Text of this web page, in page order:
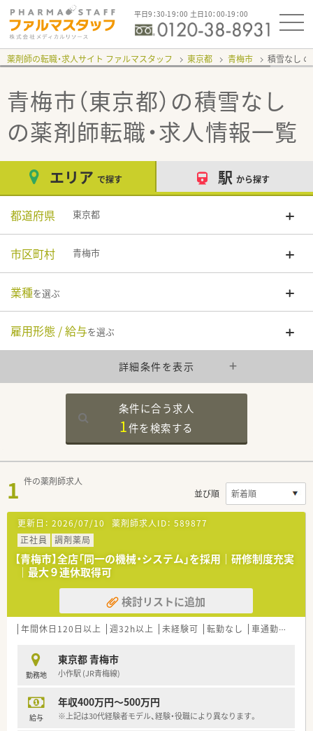
平日9：30-19：00 土日10：00-19：00
薬剤師の転職・求人サイト ファルマスタッフ 東京都 青梅市 積雪なし
青梅市（東京都）の積雪なし
の薬剤師転職・求人情報一覧
エリア で探す 駅 から探す
都道府県 東京都
市区町村 青梅市
業種を選ぶ
雇用形態 / 給与を選ぶ
詳細条件を表示
条件に合う求人
1件を検索する
1 件の薬剤師求人
並び順
更新日： 2026/07/10 薬剤師求人ID： 589877
正社員
調剤薬局
【青梅市】全店「同一の機械・システム」を採用｜研修制度充実
｜最大９連休取得可
検討リストに追加
年間休日120日以上 週32h以上 未経験可 転勤なし 車通勤可
勤務地
東京都 青梅市
小作駅 (JR青梅線)
給与
年収400万円～500万円
※上記は30代経験者モデル、経験・役職により異なります。